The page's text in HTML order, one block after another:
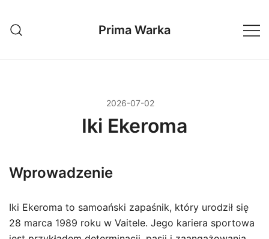
treści
Prima Warka
2026-07-02
Iki Ekeroma
Wprowadzenie
Iki Ekeroma to samoański zapaśnik, który urodził się
28 marca 1989 roku w Vaitele. Jego kariera sportowa